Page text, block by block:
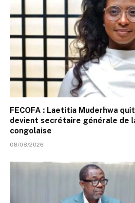
FECOFA : Laetitia Muderhwa
devient secrétaire générale de
congolaise
08/08/2026